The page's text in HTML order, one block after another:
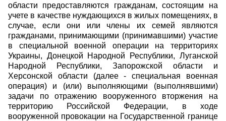
области предоставляются гражданам, состоящим на
учете в качестве нуждающихся в жилых помещениях, в
случае, если они или члены их семей являются
гражданами, принимающими (принимавшими) участие
в специальной военной операции на территориях
Украины, Донецкой Народной Республики, Луганской
Народной Республики, Запорожской области и
Херсонской области (далее - специальная военная
операция) и (или) выполняющими (выполнявшими)
задачи по отражению вооруженного вторжения на
территорию Российской Федерации, в ходе
вооруженной провокации на Государственной границе